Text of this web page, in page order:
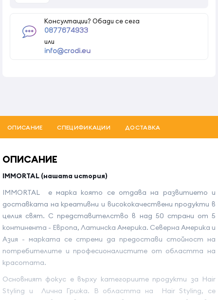
Консултации? Обади се сега
0877674933
или
info@crodi.eu
ОПИСАНИЕ СПЕЦИФИКАЦИИ ДОСТАВКА
ОПИСАНИЕ
IMMORTAL (нашата история)
IMMORTAL е марка която се отдава на развитието и
доставката на креативни и висококачествени продукти в
целия свят. С представителство в над 50 страни от 5
континента - Европа, Латинска Америка. Северна Америка и
Азия - марката се стреми да предостави стойност на
потребителите и професионалистите от областта на
красотата.
Основният фокус е върху категориите продукти за Hair
Styling и Лична Грижа. В областта на Hair Styling, се